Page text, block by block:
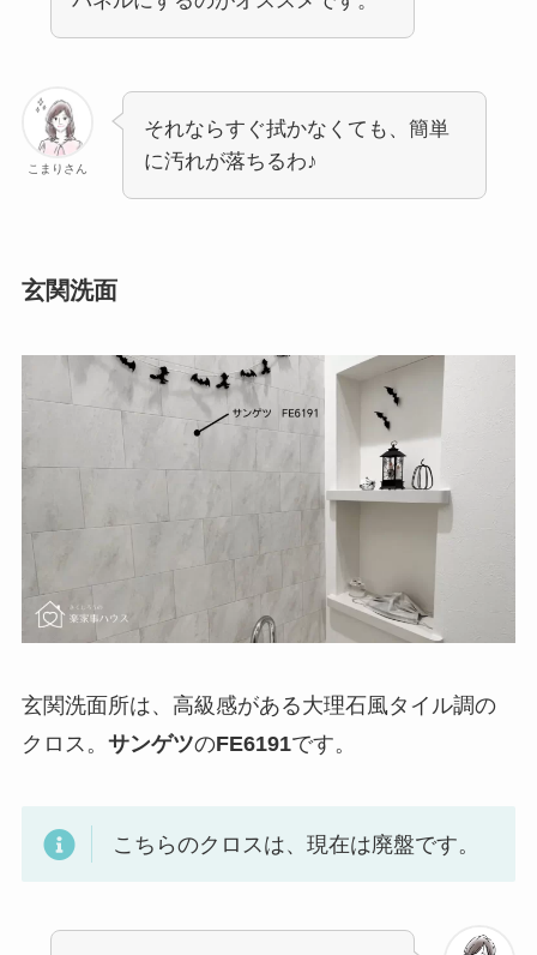
こまりさん
それならすぐ拭かなくても、簡単
に汚れが落ちるわ♪
玄関洗面
玄関洗面所は、高級感がある大理石風タイル調の
クロス。 サンゲツのFE6191です。
こちらのクロスは、現在は廃盤です。